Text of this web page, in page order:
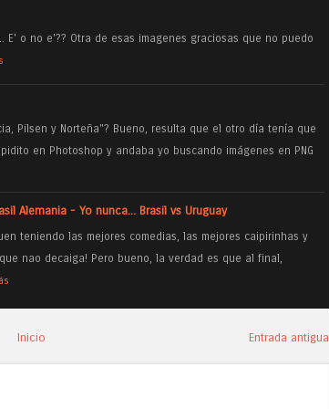
E' o no e'?? Otra de esas imagenes graciosas que no puedo
Pilsen y Norteña"? Bueno, resulta que el otro día tenía que
en Photoshop y andaba yo buscando imágenes en PNG
Alemania - Yo nunca... Brasil vs Uruguay
teniendo las mejores comedias, las mejores caipirinhas y
nao decaiga! Pero bueno, la verdad es que al final,
Entrada antigua
Inicio